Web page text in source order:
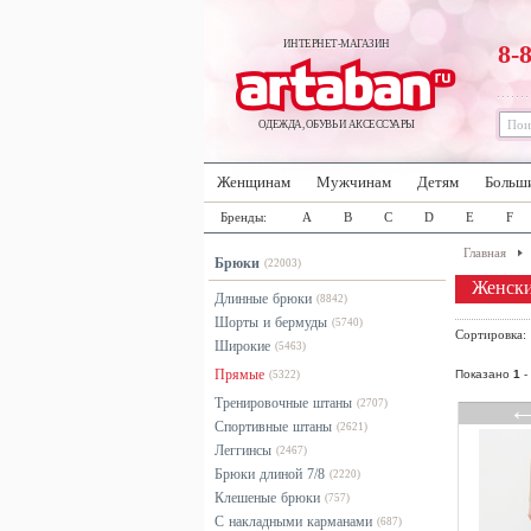
ИНТЕРНЕТ-МАГАЗИН
ОДЕЖДА, ОБУВЬ И АКСЕССУАРЫ
8-
Женщинам Мужчинам Детям
Бренды: A B C D E F
Брюки (22003)
Длинные брюки (8842)
Шорты и бермуды (5740)
Широкие (5463)
Прямые (5322)
Тренировочные штаны (2707)
Спортивные штаны (2621)
Леггинсы (2467)
Брюки длиной 7/8 (2220)
Клешеные брюки (757)
С накладными карманами (687)
Главная
Показано 1 -